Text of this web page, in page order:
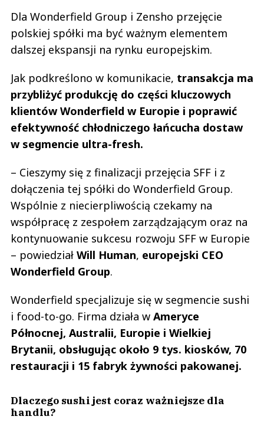
Dla Wonderfield Group i Zensho przejęcie
polskiej spółki ma być ważnym elementem
dalszej ekspansji na rynku europejskim.
Jak podkreślono w komunikacie, transakcja ma
przybliżyć produkcję do części kluczowych
klientów Wonderfield w Europie i poprawić
efektywność chłodniczego łańcucha dostaw
w segmencie ultra-fresh.
– Cieszymy się z finalizacji przejęcia SFF i z
dołączenia tej spółki do Wonderfield Group.
Wspólnie z niecierpliwością czekamy na
współpracę z zespołem zarządzającym oraz na
kontynuowanie sukcesu rozwoju SFF w Europie
– powiedział Will Human, europejski CEO
Wonderfield Group.
Wonderfield specjalizuje się w segmencie sushi
i food-to-go. Firma działa w Ameryce
Północnej, Australii, Europie i Wielkiej
Brytanii, obsługując około 9 tys. kiosków, 70
restauracji i 15 fabryk żywności pakowanej.
Dlaczego sushi jest coraz ważniejsze dla
handlu?